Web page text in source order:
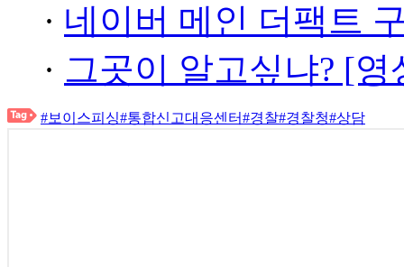
· 네이버 메인 더팩트
· 그곳이 알고싶냐? [
#보이스피싱#통합신고대응센터#경찰#경찰청#상담